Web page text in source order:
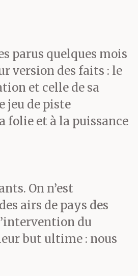
parus quelques mois
version des faits : le
et celle de sa
jeu de piste
folie et à la puissance
On n’est
airs de pays des
du
but ultime : nous